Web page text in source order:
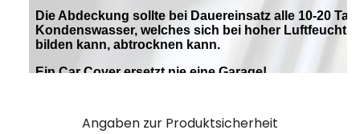
Angaben zur Produktsicherheit